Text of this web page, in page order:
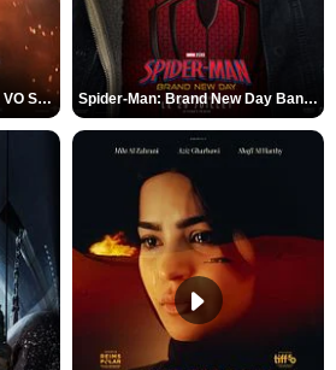
L'Odyssée Bande-annonce VO STFR Spider-Man: Brand New Day Bande-annonce VO STFR